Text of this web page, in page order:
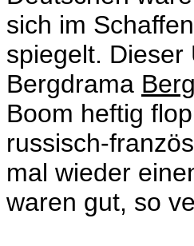
sich im
spiegelt. Dieser
Bergdrama
Boom heftig
russisch-
mal wieder
waren gut, so